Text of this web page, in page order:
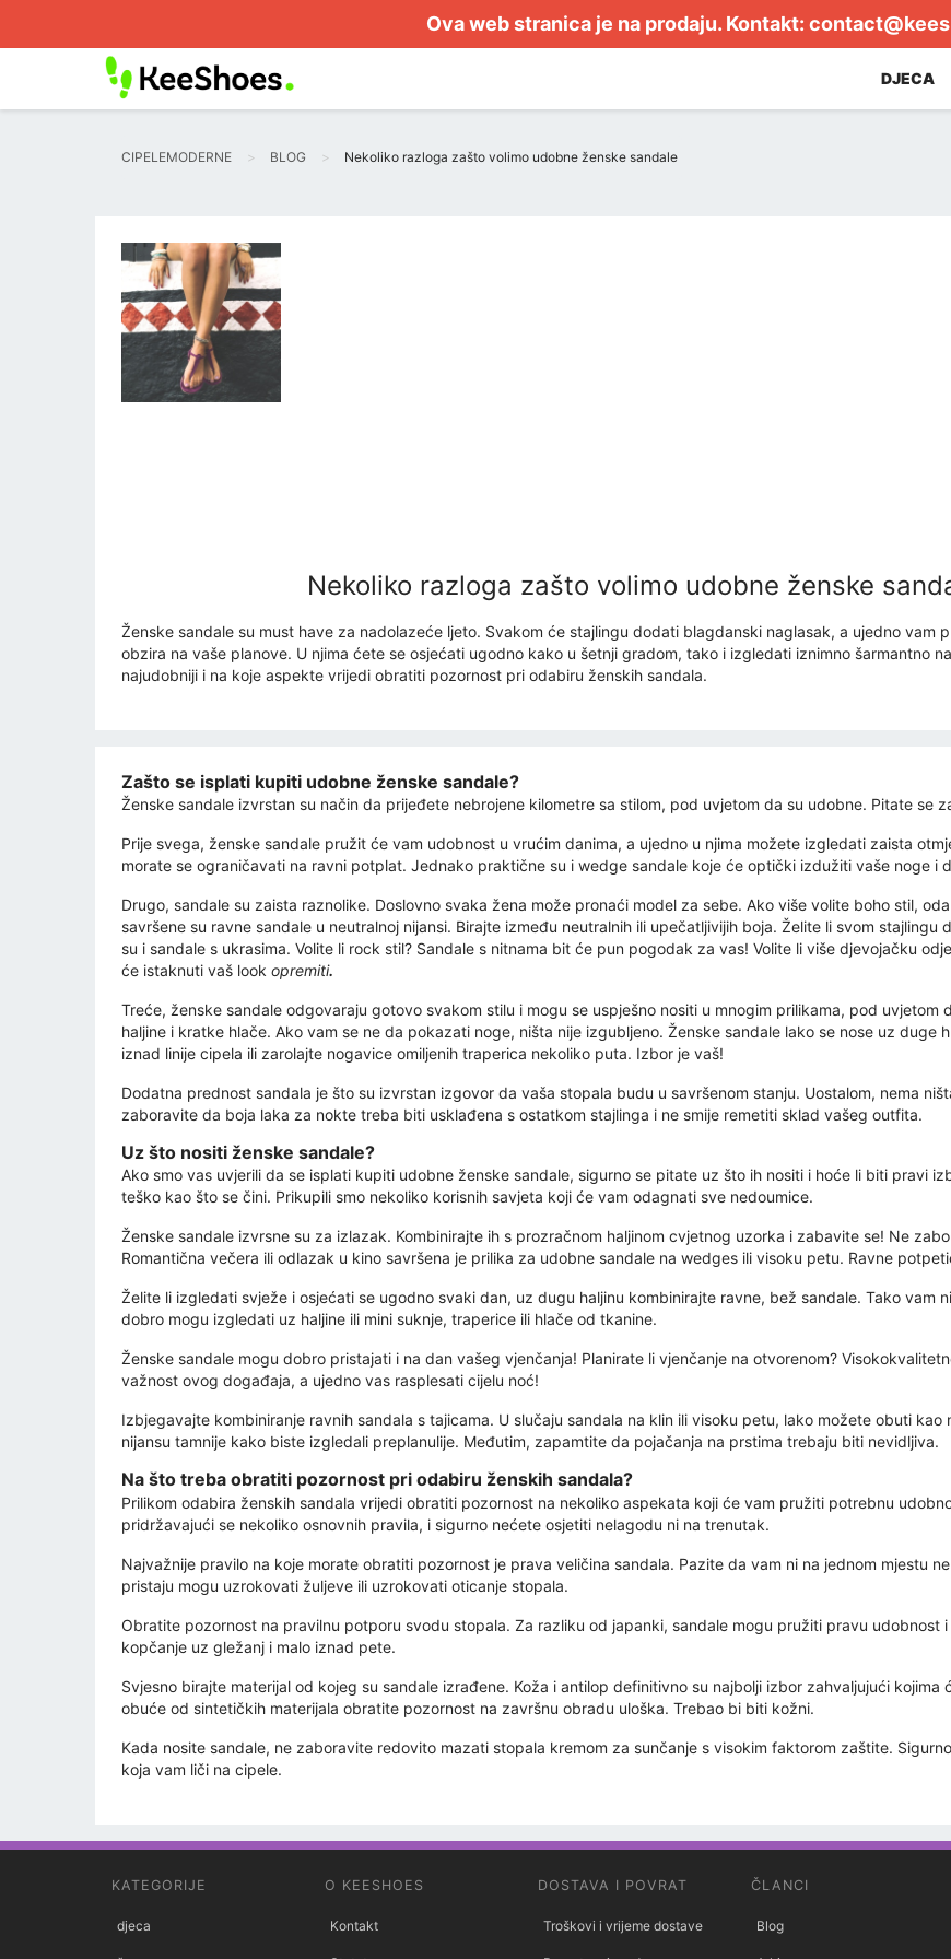
Ova web stranica je na prodaju. Kontakt:
DJECA
CIPELEMODERNE BLOG Nekoliko razloga zašto volimo udobne ženske sandale
Nekoliko razloga zašto volimo udobne ženske
Ženske sandale su must have za nadolazeće ljeto. Svakom će stajlingu dodati blagdanski naglasak, a ujedno vam
obzira na vaše planove. U njima ćete se osjećati ugodno kako u šetnji gradom, tako i izgledati iznimno šarmantno
najudobniji i na koje aspekte vrijedi obratiti pozornost pri odabiru ženskih sandala.
Zašto se isplati kupiti udobne ženske sandale?
Ženske sandale izvrstan su način da prijeđete nebrojene kilometre sa stilom, pod uvjetom da su udobne. Pitate se
Prije svega, ženske sandale pružit će vam udobnost u vrućim danima, a ujedno u njima možete izgledati zaista
morate se ograničavati na ravni potplat. Jednako praktične su i wedge sandale koje će optički izdužiti vaše noge i
Drugo, sandale su zaista raznolike. Doslovno svaka žena može pronaći model za sebe. Ako više volite boho stil,
savršene su ravne sandale u neutralnoj nijansi. Birajte između neutralnih ili upečatljivijih boja. Želite li svom
su i sandale s ukrasima. Volite li rock stil? Sandale s nitnama bit će pun pogodak za vas! Volite li više djevojačku
će istaknuti vaš look opremiti.
Treće, ženske sandale odgovaraju gotovo svakom stilu i mogu se uspješno nositi u mnogim prilikama, pod
haljine i kratke hlače. Ako vam se ne da pokazati noge, ništa nije izgubljeno. Ženske sandale lako se nose uz duge
iznad linije cipela ili zarolajte nogavice omiljenih traperica nekoliko puta. Izbor je vaš!
Dodatna prednost sandala je što su izvrstan izgovor da vaša stopala budu u savršenom stanju. Uostalom, nema
zaboravite da boja laka za nokte treba biti usklađena s ostatkom stajlinga i ne smije remetiti sklad vašeg outfita.
Uz što nositi ženske sandale?
Ako smo vas uvjerili da se isplati kupiti udobne ženske sandale, sigurno se pitate uz što ih nositi i hoće li biti pravi
teško kao što se čini. Prikupili smo nekoliko korisnih savjeta koji će vam odagnati sve nedoumice.
Ženske sandale izvrsne su za izlazak. Kombinirajte ih s prozračnom haljinom cvjetnog uzorka i zabavite se! Ne
Romantična večera ili odlazak u kino savršena je prilika za udobne sandale na wedges ili visoku petu. Ravne
Želite li izgledati svježe i osjećati se ugodno svaki dan, uz dugu haljinu kombinirajte ravne, bež sandale. Tako vam
dobro mogu izgledati uz haljine ili mini suknje, traperice ili hlače od tkanine.
Ženske sandale mogu dobro pristajati i na dan vašeg vjenčanja! Planirate li vjenčanje na otvorenom?
važnost ovog događaja, a ujedno vas rasplesati cijelu noć!
Izbjegavajte kombiniranje ravnih sandala s tajicama. U slučaju sandala na klin ili visoku petu, lako možete obuti
nijansu tamnije kako biste izgledali preplanulije. Međutim, zapamtite da pojačanja na prstima trebaju biti nevidljiva.
Na što treba obratiti pozornost pri odabiru ženskih sandala?
Prilikom odabira ženskih sandala vrijedi obratiti pozornost na nekoliko aspekata koji će vam pružiti potrebnu
pridržavajući se nekoliko osnovnih pravila, i sigurno nećete osjetiti nelagodu ni na trenutak.
Najvažnije pravilo na koje morate obratiti pozornost je prava veličina sandala. Pazite da vam ni na jednom mjestu
pristaju mogu uzrokovati žuljeve ili uzrokovati oticanje stopala.
Obratite pozornost na pravilnu potporu svodu stopala. Za razliku od japanki, sandale mogu pružiti pravu
kopčanje uz gležanj i malo iznad pete.
Svjesno birajte materijal od kojeg su sandale izrađene. Koža i antilop definitivno su najbolji izbor zahvaljujući
obuće od sintetičkih materijala obratite pozornost na završnu obradu uloška. Trebao bi biti kožni.
Kada nosite sandale, ne zaboravite redovito mazati stopala kremom za sunčanje s visokim faktorom zaštite.
koja vam liči na cipele.
KATEGORIJE
djeca
O KEESHOES
Kontakt
DOSTAVA I POVRAT
Troškovi i vrijeme dostave
ČLANCI
Blog